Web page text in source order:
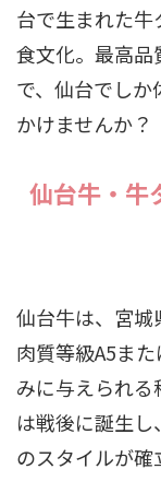
台で生まれた
食文化。最高品
で、仙台でし
かけませんか？
仙台牛・牛
仙台牛は、宮城
肉質等級A5ま
みに与えられ
は戦後に誕生
のスタイルが確